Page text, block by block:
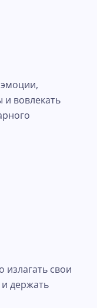
и вовлекать
излагать свои
держать